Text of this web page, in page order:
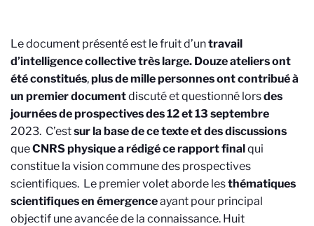
Le document présenté est le fruit d’untravail
d’intelligence collective très large. Douze ateliers ont
été constitués,plus de mille personnes ont contribué à
un premier documentdiscuté et questionné lorsdes
journées de prospectives des 12 et 13 septembre
2023. C’estsur la base de ce texte et des discussions
queCNRS physique a rédigé ce rapport finalqui
constitue la vision commune des prospectives
scientifiques. Le premier volet aborde lesthématiques
scientifiques en émergenceayant pour principal
objectif une avancée de la connaissance. Huit